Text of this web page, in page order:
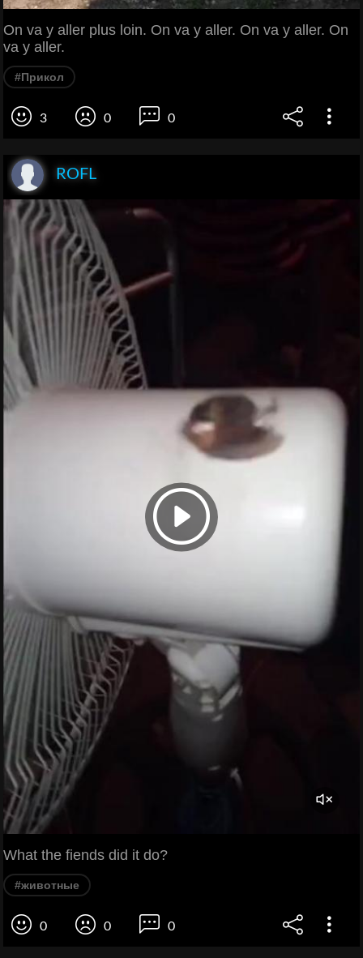
On va y aller plus loin. On va y aller. On va y aller. On
va y aller.
#Прикол
3 0 0
ROFL
What the fiends did it do?
#животные
0 0 0